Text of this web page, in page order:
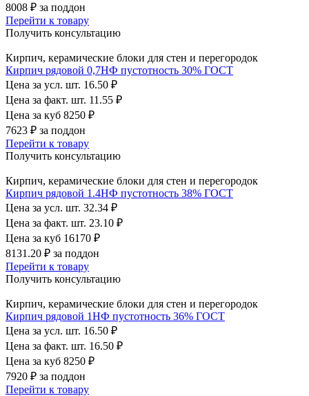
8008 ₽ за поддон
Перейти к товару
Получить консультацию
Кирпич, керамические блоки для стен и перегородок
Кирпич рядовой 0,7НФ пустотность 30% ГОСТ
Цена за усл. шт. 16.50 ₽
Цена за факт. шт. 11.55 ₽
Цена за куб 8250 ₽
7623 ₽ за поддон
Перейти к товару
Получить консультацию
Кирпич, керамические блоки для стен и перегородок
Кирпич рядовой 1.4НФ пустотность 38% ГОСТ
Цена за усл. шт. 32.34 ₽
Цена за факт. шт. 23.10 ₽
Цена за куб 16170 ₽
8131.20 ₽ за поддон
Перейти к товару
Получить консультацию
Кирпич, керамические блоки для стен и перегородок
Кирпич рядовой 1НФ пустотность 36% ГОСТ
Цена за усл. шт. 16.50 ₽
Цена за факт. шт. 16.50 ₽
Цена за куб 8250 ₽
7920 ₽ за поддон
Перейти к товару